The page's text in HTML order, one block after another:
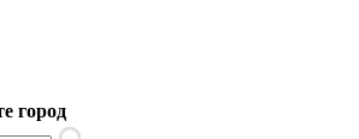
город